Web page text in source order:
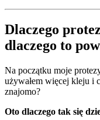
Dlaczego
dlaczego to
Na początku moje
używałem więcej kleju i
znajomo?
Oto dlaczego tak się